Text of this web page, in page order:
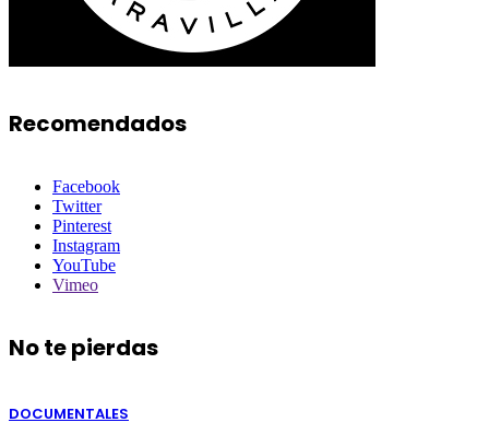
Recomendados
Facebook
Twitter
Pinterest
Instagram
YouTube
Vimeo
No te pierdas
DOCUMENTALES